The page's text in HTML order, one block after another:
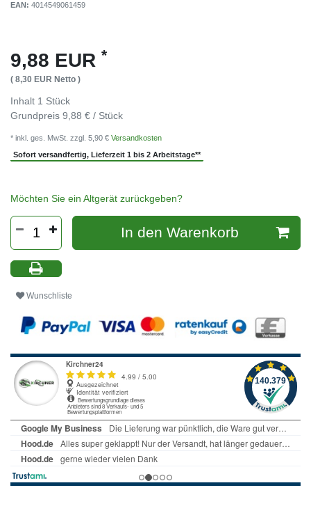
EAN: 4014549061459
9,88 EUR *
( 8,30 EUR Netto )
Inhalt 1 Stück
Grundpreis 9,88 € / Stück
* inkl. ges. MwSt. zzgl. 5,90 € Versandkosten
Sofort versandfertig, Lieferzeit 1 bis 2 Arbeitstage**
Möchten Sie ein Altgerät zurückgeben?
In den Warenkorb
Wunschliste